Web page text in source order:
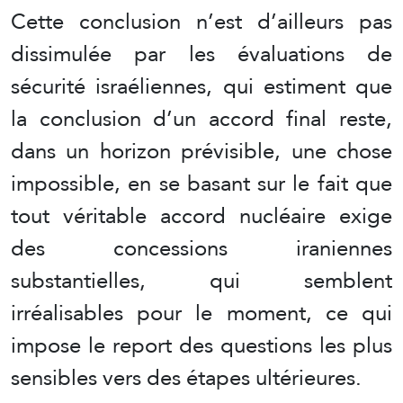
Cette conclusion n’est d’ailleurs pas
dissimulée par les évaluations de
sécurité israéliennes, qui estiment que
la conclusion d’un accord final reste,
dans un horizon prévisible, une chose
impossible, en se basant sur le fait que
tout véritable accord nucléaire exige
des concessions iraniennes
substantielles, qui semblent
irréalisables pour le moment, ce qui
impose le report des questions les plus
sensibles vers des étapes ultérieures.